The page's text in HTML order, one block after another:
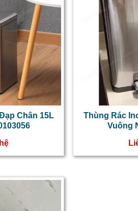
Chân 15L
Thùng Rác
Vuông